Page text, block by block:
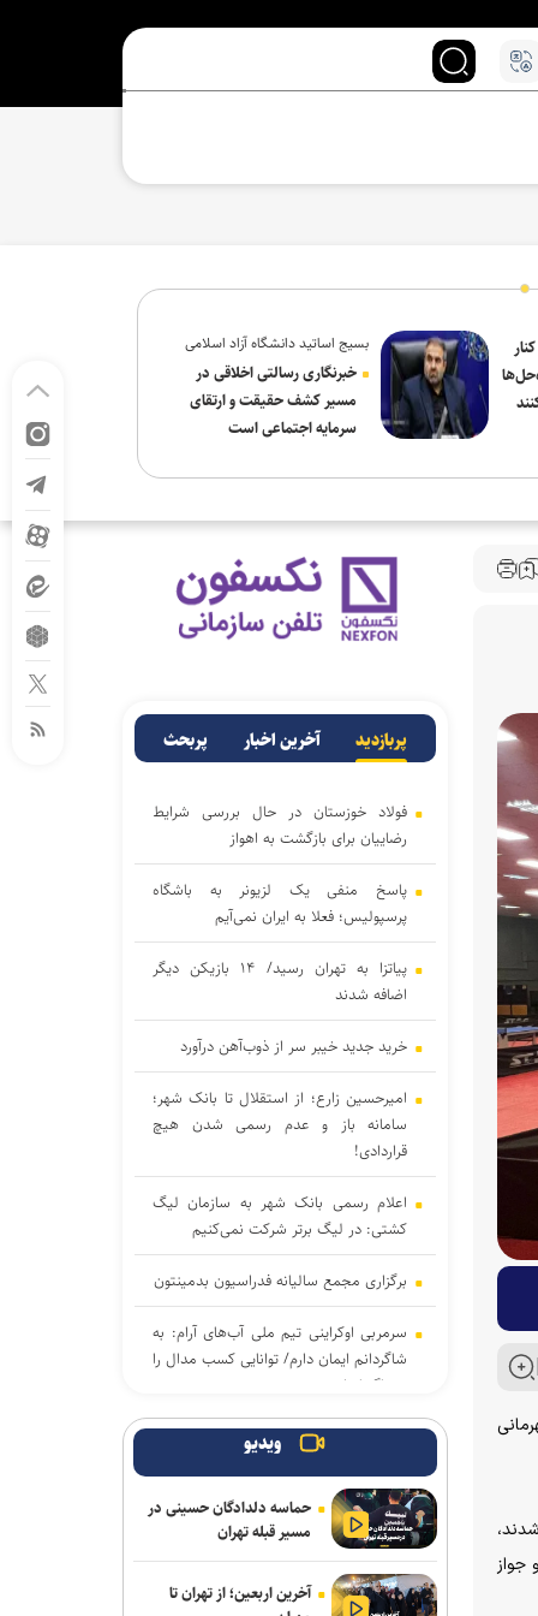
بسیج اساتید دانشگاه آزاد اسلامی
در پیام روز خبرنگار:
خبرنگاری رسالتی اخلاقی در
مسیر کشف حقیقت و ارتقای
سرمایه اجتماعی است
ناگویا ۲۰۲۶ و مسابقات قهرمانی
و دوم شدند،
۱۱ امتیاز چهارم شد و جواز
پربازدید آخرین اخبار پربحث
فولاد خوزستان در حال بررسی شرایط
رضاییان برای بازگشت به اهواز
پاسخ منفی یک لزیونر به باشگاه
پرسپولیس؛ فعلا به ایران نمی‌آیم
پیاتزا به تهران رسید/ ۱۴ بازیکن دیگر
اضافه شدند
خرید جدید خیبر سر از ذوب‌آهن درآورد
امیرحسین زارع؛ از استقلال تا بانک شهر؛
سامانه‌ باز و عدم رسمی شدن هیچ
قراردادی!
اعلام رسمی بانک شهر به سازمان لیگ
کشتی: در لیگ برتر شرکت نمی‌کنیم
برگزاری مجمع سالیانه فدراسیون بدمینتون
سرمربی اوکراینی تیم ملی آب‌های آرام: به
شاگردانم ایمان دارم/ توانایی کسب مدال را
در ناگویا داریم
تور جهانی تنیس صربستان| یزدانی با عبور
اولین اردوی مشترکی ملی‌پوشان نیراندازی
با همتایان چینی
بانک شهر از شرکت در لیگ برتر کشتی
ویدیو
حماسه دلدادگان حسینی در
مسیر قبله تهران
آخرین اربعین؛ از تهران تا